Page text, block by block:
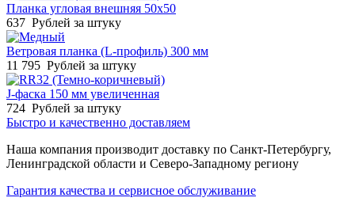
Планка угловая внешняя 50х50
637 Рублей за штуку
Ветровая планка (L-профиль) 300 мм
11 795 Рублей за штуку
J-фаска 150 мм увеличенная
724 Рублей за штуку
Быстро и качественно доставляем
Наша компания производит доставку по Санкт-Петербургу,
Ленинградской области и Северо-Западному региону
Гарантия качества и сервисное обслуживание